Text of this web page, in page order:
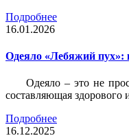
Подробнее
16.01.2026
Одеяло «Лебяжий пух»:
Одеяло – это не
составляющая здорового
Подробнее
16.12.2025